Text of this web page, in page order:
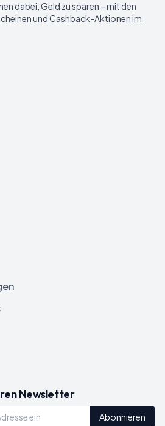
dabei, Geld zu sparen – mit den
und Cashback-Aktionen im
Newsletter
Abonnieren